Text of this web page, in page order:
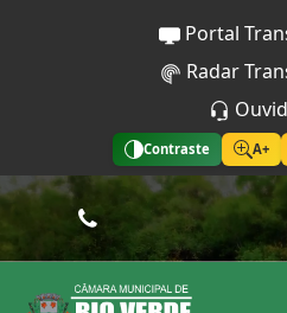
Portal
Radar
Contraste A+